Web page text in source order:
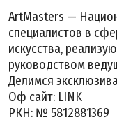
ArtMasters —
специалистов в
искусства,
руководством
Делимся
Оф сайт: LINK
РКН: № 5812881369